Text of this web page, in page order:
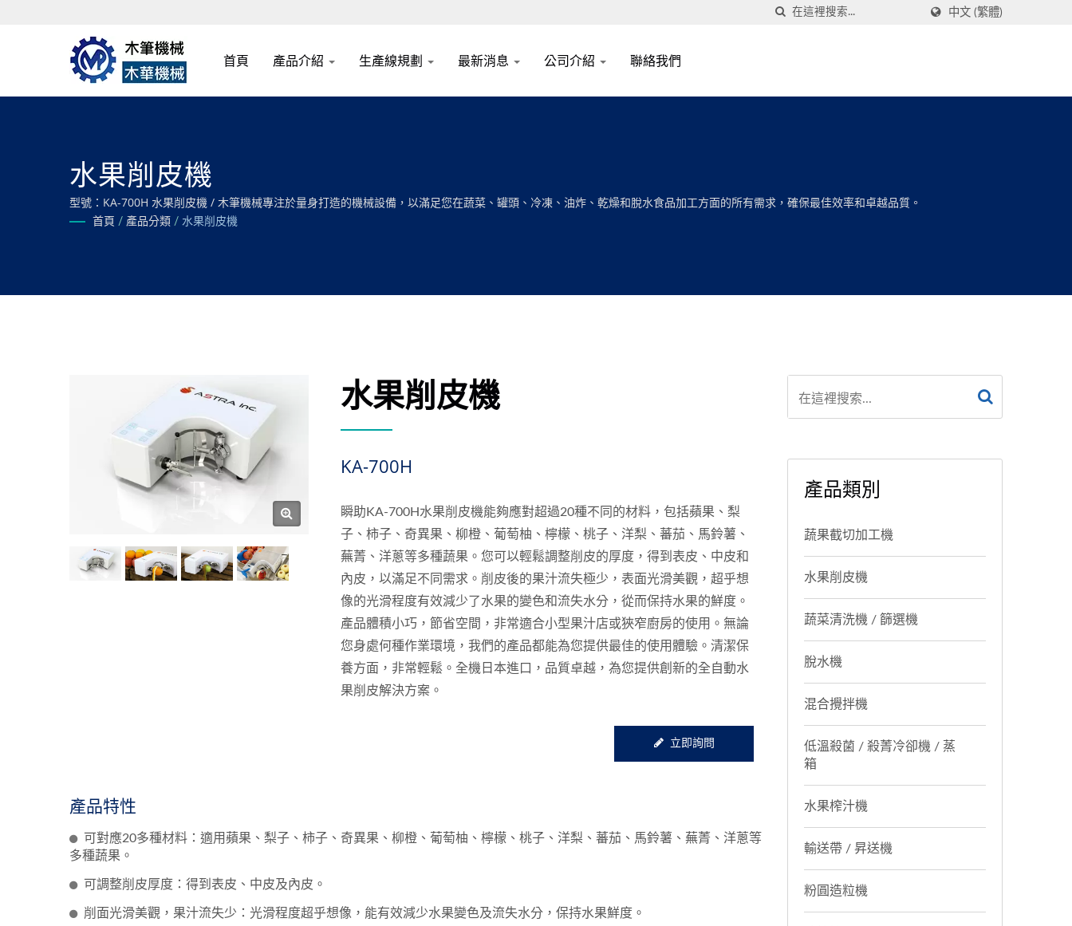
中文 (繁體)
首頁 產品介紹 生產線規劃 最新消息 公司介紹 聯絡我們
水果削皮機
型號：KA-700H 水果削皮機 / 木筆機械專注於量身打造的機械設備，以滿足您在蔬菜、罐頭、冷凍、油炸、乾燥和脫水食品加工方面的所有需求，確保最佳效率和卓越品質。
首頁 / 產品分類 / 水果削皮機
水果削皮機
KA-700H
瞬助KA-700H水果削皮機能夠應對超過20種不同的材料，包括蘋果、梨
子、柿子、奇異果、柳橙、葡萄柚、檸檬、桃子、洋梨、蕃茄、馬鈴薯、
蕪菁、洋蔥等多種蔬果。您可以輕鬆調整削皮的厚度，得到表皮、中皮和
內皮，以滿足不同需求。削皮後的果汁流失極少，表面光滑美觀，超乎想
像的光滑程度有效減少了水果的變色和流失水分，從而保持水果的鮮度。
產品體積小巧，節省空間，非常適合小型果汁店或狹窄廚房的使用。無論
您身處何種作業環境，我們的產品都能為您提供最佳的使用體驗。清潔保
養方面，非常輕鬆。全機日本進口，品質卓越，為您提供創新的全自動水
果削皮解決方案。
立即詢問
產品特性
可對應20多種材料：適用蘋果、梨子、柿子、奇異果、柳橙、葡萄柚、檸檬、桃子、洋梨、蕃茄、馬鈴薯、蕪菁、洋蔥等
多種蔬果。
可調整削皮厚度：得到表皮、中皮及內皮。
削面光滑美觀，果汁流失少：光滑程度超乎想像，能有效減少水果變色及流失水分，保持水果鮮度。
產品類別
蔬果截切加工機
水果削皮機
蔬菜清洗機 / 篩選機
脫水機
混合攪拌機
低溫殺菌 / 殺菁冷卻機 / 蒸
箱
水果榨汁機
輸送帶 / 昇送機
粉圓造粒機